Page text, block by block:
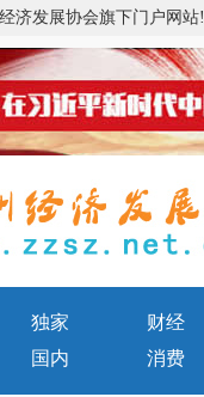
济发展协会旗下门户网站!
独家
国内
财经
消费